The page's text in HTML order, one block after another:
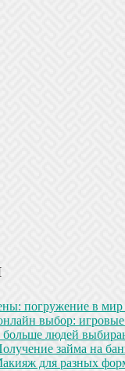
погружение в мир
выбор:
людей
займа на
для разных